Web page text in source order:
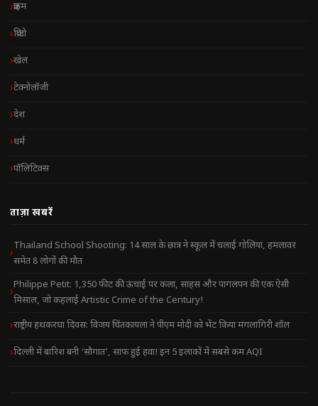
क्राइम
क्रिप्टो
खेल
टेक्नोलॉजी
देश
धर्म
पॉलिटिक्स
ताज़ा खबरें
Thailand School Shooting: 14 साल के छात्र ने स्कूल में चलाई गोलियां, हमलावर
समेत 8 लोगों की मौत
Philippe Petit: 1,350 फीट की ऊंचाई पर कला, साहस और पागलपन की एक ऐसी
मिसाल, जो कहलाई Artistic Crime of the Century!
राष्ट्रीय हथकरघा दिवस: विजय चिंतकायला ने पीएम मोदी को भेंट किया मंगलागिरी शॉल
दिल्ली में बारिश बनी ‘सौगात’, साफ हुई हवा! इन 5 इलाकों में सबसे कम AQI